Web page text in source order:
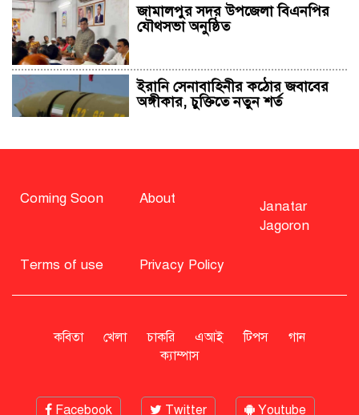
জামালপুর সদর উপজেলা বিএনপির
যৌথসভা অনুষ্ঠিত
ইরানি সেনাবাহিনীর কঠোর জবাবের
অঙ্গীকার, চুক্তিতে নতুন শর্ত
বিএনপি নিয়ে জামায়াতের মন্তব্যে
এনসিপি
সাহাবুদ্দিন
Coming Soon About
Janatar
Jagoron
Terms of use Privacy Policy
কবিতা খেলা চাকরি এআই টিপস
গান
ক্যাম্পাস
Facebook Twitter Youtube